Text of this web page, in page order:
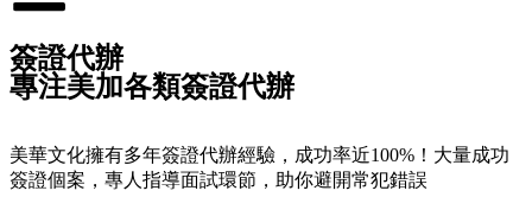
簽證代辦
專注美加各類簽證代辦
美華文化擁有多年簽證代辦經驗，成功率近100%！大量成功
簽證個案，專人指導面試環節，助你避開常犯錯誤